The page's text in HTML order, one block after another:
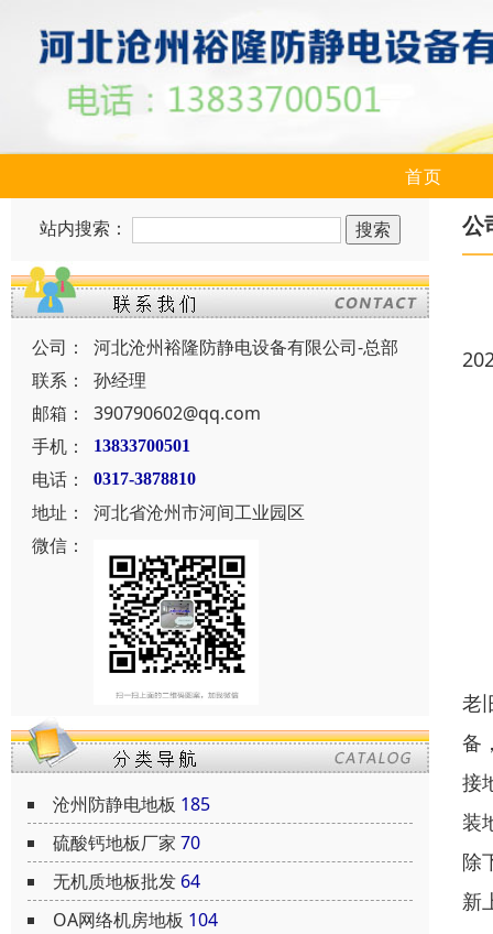
首页
站内搜索：
公司：
河北沧州裕隆防静电设备有限公司-总部
联系：
孙经理
邮箱：
390790602@qq.com
手机：
13833700501
电话： 0317-3878810
地址：
河北省沧州市河间工业园区
微信：
沧州防静电地板 185
硫酸钙地板厂家 70
无机质地板批发 64
OA网络机房地板 104
公
老
备
接
装
除
新